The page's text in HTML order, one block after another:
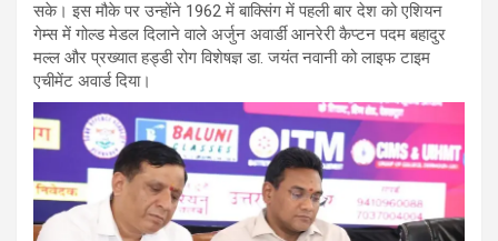
सके। इस मौके पर उन्होंने 1962 में बाक्सिंग में पहली बार देश को एशियन
गेम्स में गोल्ड मेडल दिलाने वाले अर्जुन अवार्डी आनरेरी कैप्टन पदम बहादुर
मल्ल और प्रख्यात हड्डी रोग विशेषज्ञ डा. जयंत नवानी को लाइफ टाइम
एचीमेंट अवार्ड दिया।